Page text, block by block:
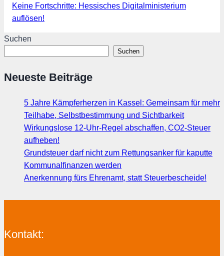
Keine Fortschritte: Hessisches Digitalministerium
auflösen!
Suchen
Suchen
Neueste Beiträge
5 Jahre Kämpferherzen in Kassel: Gemeinsam für mehr
Teilhabe, Selbstbestimmung und Sichtbarkeit
Wirkungslose 12-Uhr-Regel abschaffen, CO2-Steuer
aufheben!
Grundsteuer darf nicht zum Rettungsanker für kaputte
Kommunalfinanzen werden
Anerkennung fürs Ehrenamt, statt Steuerbescheide!
Kontakt: